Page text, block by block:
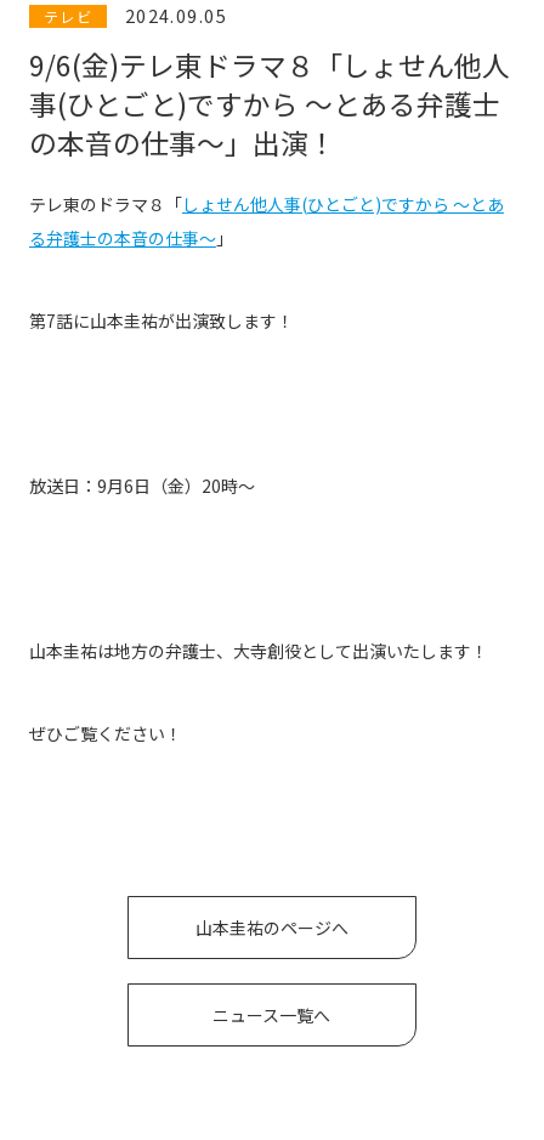
テレビ 2024.09.05
9/6(金)テレ東ドラマ８「しょせん他人
事(ひとごと)ですから 〜とある弁護士
の本音の仕事〜」出演！
テレ東のドラマ８「しょせん他人事(ひとごと)ですから 〜とあ
る弁護士の本音の仕事〜」
第7話に山本圭祐が出演致します！
放送日：9月6日（金）20時〜
山本圭祐は地方の弁護士、大寺創役として出演いたします！
ぜひご覧ください！
山本圭祐のページへ
ニュース一覧へ